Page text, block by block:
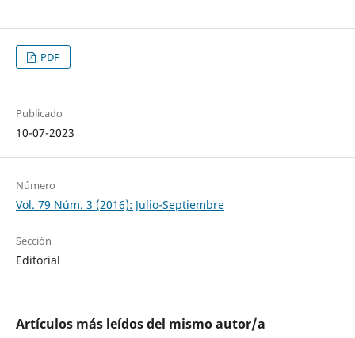
PDF
Publicado
10-07-2023
Número
Vol. 79 Núm. 3 (2016): Julio-Septiembre
Sección
Editorial
Artículos más leídos del mismo autor/a